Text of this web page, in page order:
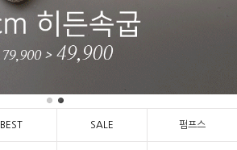
BEST SALE 펌프스